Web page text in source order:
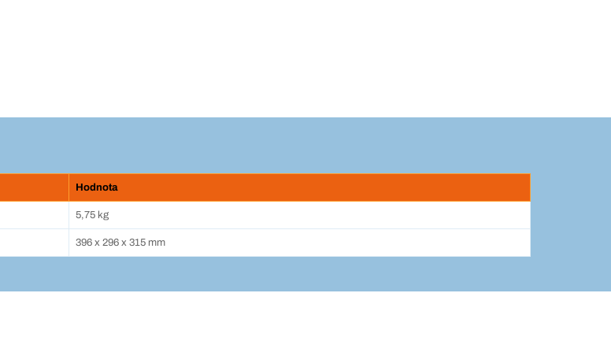
Hodnota
5,75 kg
396 x 296 x 315 mm